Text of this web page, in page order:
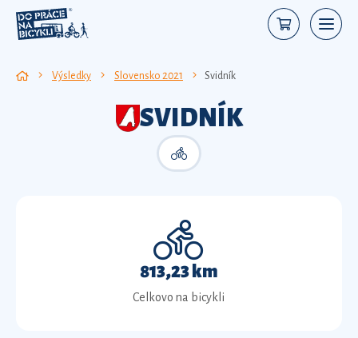
Výsledky Slovensko 2021 Svidník
SVIDNÍK
813,23 km
Celkovo na bicykli